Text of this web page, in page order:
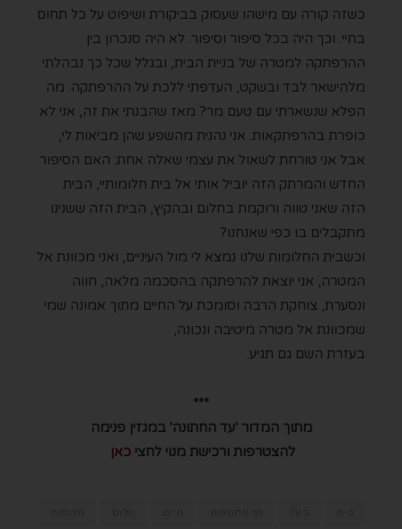
כשזה קורה עם מישהו שעסוק בביקורת ושיפוט על כל תחום
בחיי. וכך היה בכל סיפור וסיפור. לא היה סנכרון בין
ההרפתקה למטרה של בניית הבית, ובגלל שכל כך נבהלתי
מלהישאר לבד ובשקט, העדפתי ללכת על ההרפתקה. מה
הפלא שנשארתי עם טעם מר? מאז שהבנתי את זה, אני לא
כופרת בהרפתקאות. אני נהנית מהשפע שהן מביאות לי,
אבל אני טורחת לשאול את עצמי שאלה אחת: האם הסיפור
החדש והמרתק הזה יוביל אותי אל בית חלומותיי, הבית
הזה שאני טווה ורוקמת בחלום ובהקיץ, הבית הזה ששנינו
מתקבלים בו כפי שאנחנו?
וכשבית החלומות שלנו נמצא לי מול העיניים, ואני מכוונת אל
המטרה, אני יוצאת להרפתקה בהסכמה מלאה, חווה
ונסערת, צוחקת הרבה וסומכת על החיים מתוך אמונה שמי
שמכוונת אל מטרה מיטיבה ונכונה,
בעזרת השם גם תגיע.
***
מתוך המדור 'עד החתונה' במגזין פנימה
להצטרפות ורכישת מנוי לחצי כאן